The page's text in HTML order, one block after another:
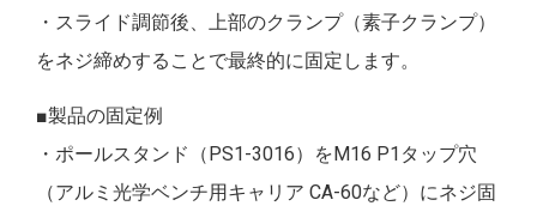
・スライド調節後、上部のクランプ（素子クランプ）
をネジ締めすることで最終的に固定します。
■製品の固定例
・ポールスタンド（PS1-3016）をM16 P1タップ穴
（アルミ光学ベンチ用キャリア CA-60など）にネジ固